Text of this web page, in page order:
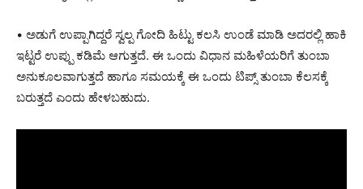
• ಅಡುಗೆ ಉಪ್ಪಾಗಿದ್ದರೆ ಸ್ವಲ್ಪ ಗೋದಿ ಹಿಟ್ಟು ಕಲಸಿ ಉಂಡೆ ಮಾಡಿ ಅದರಲ್ಲಿ ಹಾಕಿ
ಇಟ್ಟರೆ ಉಪ್ಪು ಕಡಿಮೆ ಆಗುತ್ತದೆ. ಈ ಒಂದು ವಿಧಾನ ಮಹಿಳೆಯರಿಗೆ ತುಂಬಾ
ಅನುಕೂಲವಾಗುತ್ತದೆ ಹಾಗೂ ಸಮಯಕ್ಕೆ ಈ ಒಂದು ಟಿಪ್ಸ್ ತುಂಬಾ ಕೆಲಸಕ್ಕೆ
ಬರುತ್ತದೆ ಎಂದು ಹೇಳಬಹುದು.